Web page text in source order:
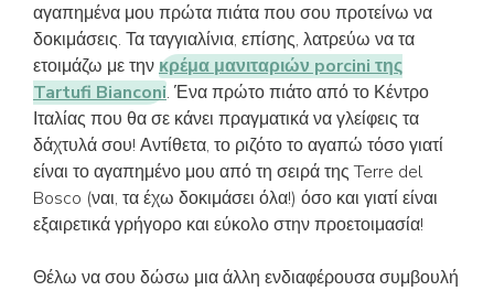
αγαπημένα μου πρώτα πιάτα που σου προτείνω να
δοκιμάσεις. Τα ταγγιαλίνια, επίσης, λατρεύω να τα
ετοιμάζω με τηνκρέμα μανιταριών porcini της
Tartufi Bianconi. Ένα πρώτο πιάτο από το Κέντρο
Ιταλίας που θα σε κάνει πραγματικά να γλείφεις τα
δάχτυλά σου! Αντίθετα, το ριζότο το αγαπώ τόσο γιατί
είναι το αγαπημένο μου από τη σειρά της Terre del
Bosco (ναι, τα έχω δοκιμάσει όλα!) όσο και γιατί είναι
εξαιρετικά γρήγορο και εύκολο στην προετοιμασία!
Θέλω να σου δώσω μια άλλη ενδιαφέρουσα συμβουλή